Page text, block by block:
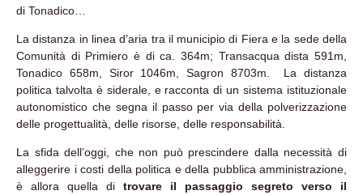
di Tonadico…
La distanza in linea d’aria tra il municipio di Fiera e la sede della
Comunità di Primiero è di ca. 364m; Transacqua dista 591m,
Tonadico 658m, Siror 1046m, Sagron 8703m. La distanza
politica talvolta è siderale, e racconta di un sistema istituzionale
autonomistico che segna il passo per via della polverizzazione
delle progettualità, delle risorse, delle responsabilità.
La sfida dell’oggi, che non può prescindere dalla necessità di
alleggerire i costi della politica e della pubblica amministrazione,
è allora quella di trovare il passaggio segreto verso il